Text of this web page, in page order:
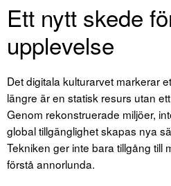
Ett nytt skede
upplevelse
Det digitala kulturarvet markerar
längre är en statisk resurs utan
Genom rekonstruerade miljöer,
global tillgänglighet skapas nya
Tekniken ger inte bara tillgång till
förstå annorlunda.